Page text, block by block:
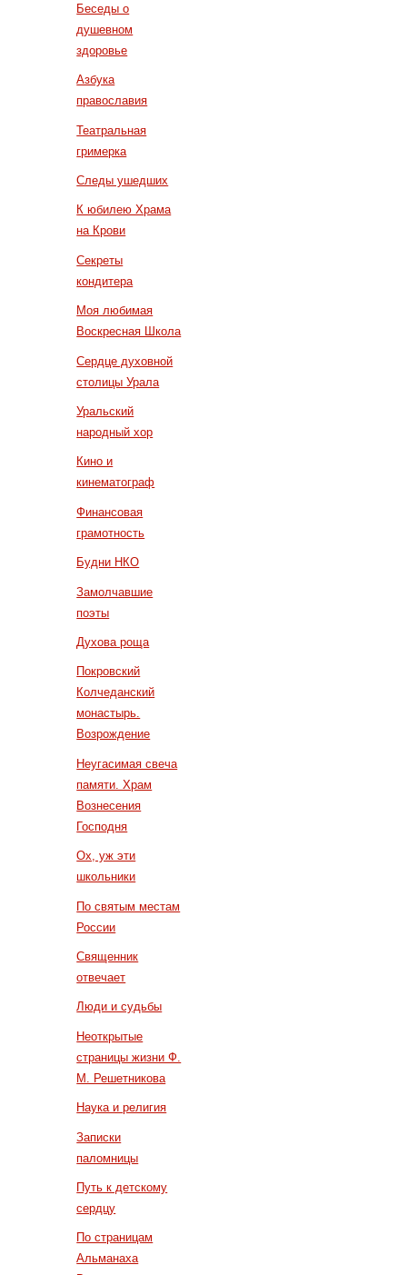
Беседы о
душевном
здоровье
Азбука
православия
Театральная
гримерка
Следы ушедших
К юбилею Храма
на Крови
Секреты
кондитера
Моя любимая
Воскресная Школа
Сердце духовной
столицы Урала
Уральский
народный хор
Кино и
кинематограф
Финансовая
грамотность
Будни НКО
Замолчавшие
поэты
Духова роща
Покровский
Колчеданский
монастырь.
Возрождение
Неугасимая свеча
памяти. Храм
Вознесения
Господня
Ох, уж эти
школьники
По святым местам
России
Священник
отвечает
Люди и судьбы
Неоткрытые
страницы жизни Ф.
М. Решетникова
Наука и религия
Записки
паломницы
Путь к детскому
сердцу
По страницам
Альманаха